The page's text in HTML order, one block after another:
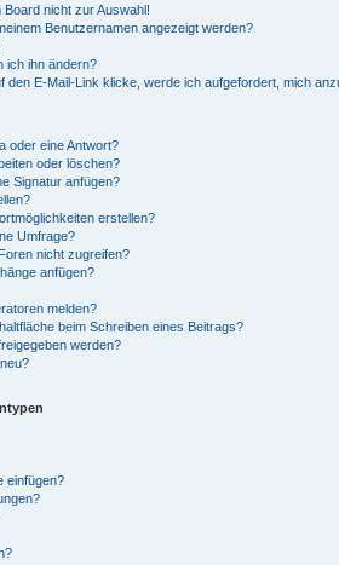
nicht zur Auswahl!
Benutzernamen angezeigt werden?
ich ihn ändern?
den E-Mail-Link klicke, werde ich aufgefordert, mich
oder eine Antwort?
oder löschen?
Signatur anfügen?
erstellen?
Umfrage?
nicht zugreifen?
anfügen?
melden?
beim Schreiben eines Beitrags?
werden?
einfügen?